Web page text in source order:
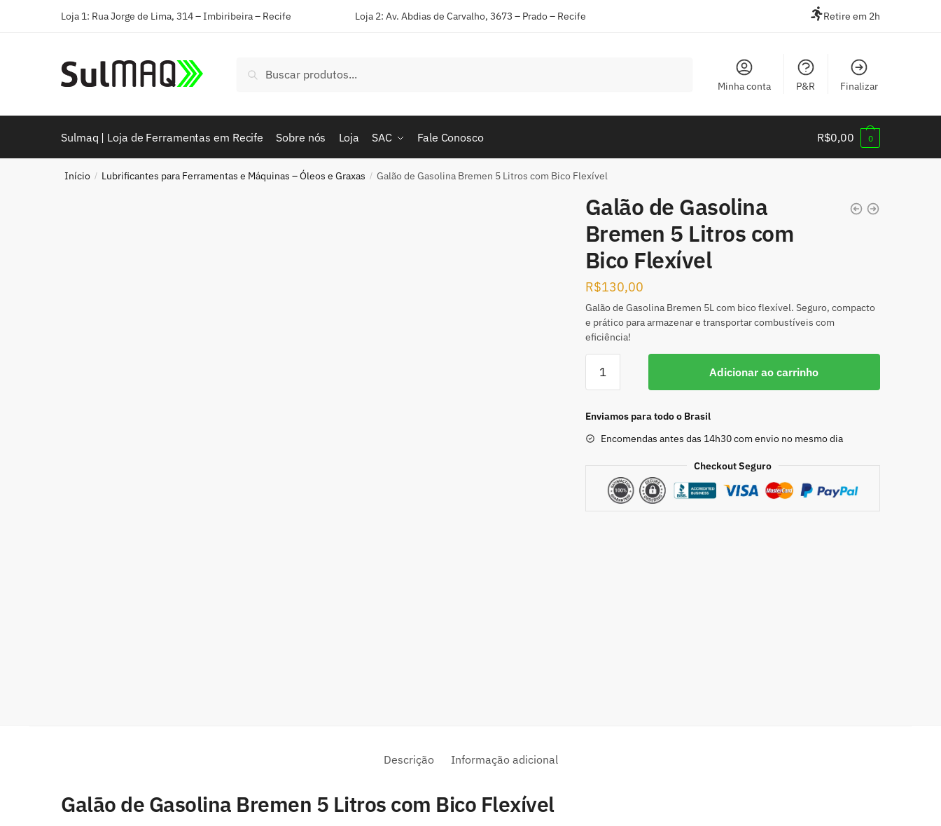
Loja 1: Rua Jorge de Lima, 314 – Imbiribeira – Recife Loja 2: Av. Abdias de Carvalho, 3673 – Prado – Recife Retire em 2h
Pesquisar
Minha conta P&R Finalizar
Sulmaq | Loja de Ferramentas em Recife Sobre nós Loja SAC Fale Conosco R$0,00 0
Início / Lubrificantes para Ferramentas e Máquinas – Óleos e Graxas / Galão de Gasolina Bremen 5 Litros com Bico Flexível
Galão de Gasolina
Bremen 5 Litros com
Bico Flexível
R$130,00
Galão de Gasolina Bremen 5L com bico flexível. Seguro, compacto
e prático para armazenar e transportar combustíveis com
eficiência!
Adicionar ao carrinho
Enviamos para todo o Brasil
Encomendas antes das 14h30 com envio no mesmo dia
Checkout Seguro
Descrição Informação adicional
Galão de Gasolina Bremen 5 Litros com Bico Flexível